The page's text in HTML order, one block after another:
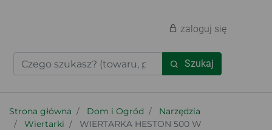
Szukaj
zaloguj się
Strona główna Dom i Ogród
Narzędzia
Wiertarki
WIERTARKA HESTON 500 W